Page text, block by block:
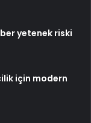
yetenek riski
için modern